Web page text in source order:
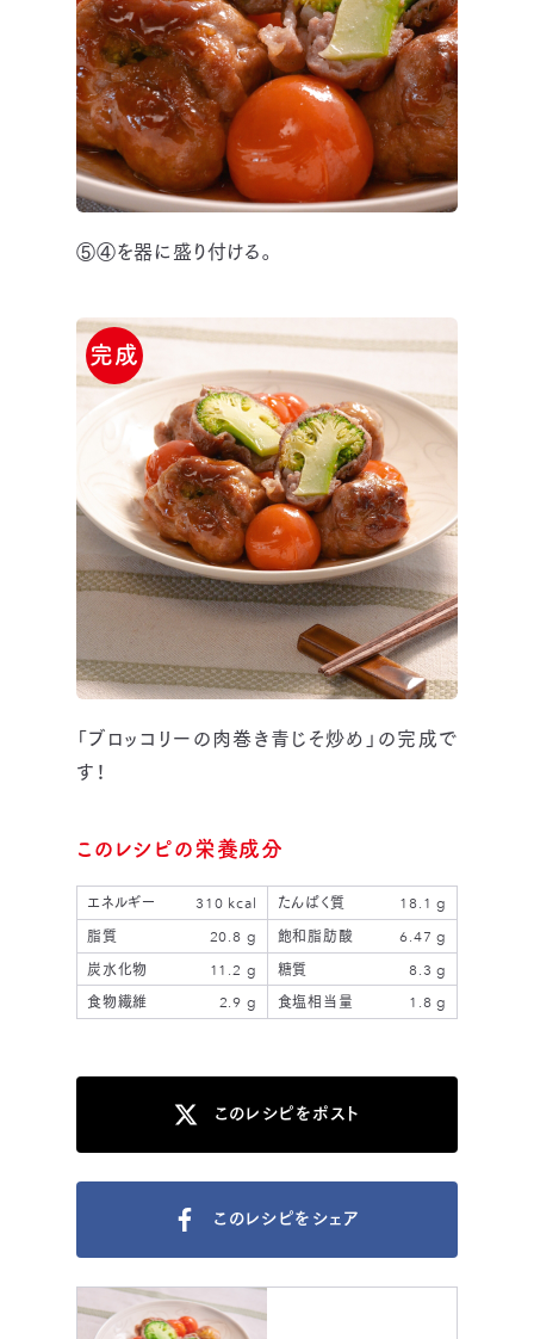
⑤④を器に盛り付ける。
「ブロッコリーの肉巻き青じそ炒め」の完成で
す！
完成
このレシピの栄養成分
エネルギー 310 kcal たんぱく質
18.1 g
脂質
20.8 g 飽和脂肪酸
6.47 g
炭水化物
11.2 g 糖質
8.3 g
食物繊維
2.9 g 食塩相当量 1.8 g
このレシピをポスト
このレシピをシェア